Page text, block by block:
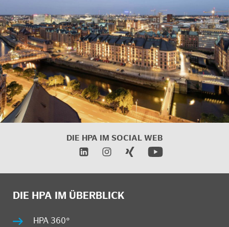
DIE HPA IM SOCIAL WEB
DIE HPA IM ÜBERBLICK
HPA 360°